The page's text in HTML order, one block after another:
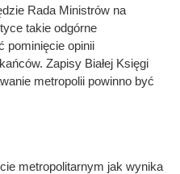
Rada Ministrów na
takie odgórne
pominięcie opinii
Zapisy Białej Księgi
metropolii powinno być
metropolitarnym jak wynika